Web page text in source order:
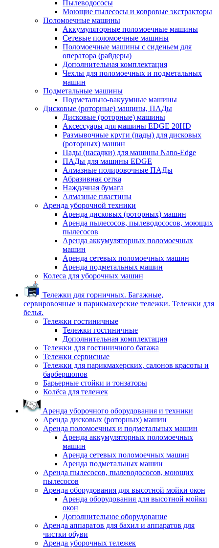
Пылеводососы
Моющие пылесосы и ковровые экстракторы
Поломоечные машины
Аккумуляторные поломоечные машины
Сетевые поломоечные машины
Поломоечные машины с сиденьем для
оператора (райдеры)
Дополнительная комплектация
Чехлы для поломоечных и подметальных
машин
Подметальные машины
Подметально-вакуумные машины
Дисковые (роторные) машины, ПАДы
Дисковые (роторные) машины
Аксессуары для машины EDGE 20HD
Размывочные круги (пады) для дисковых
(роторных) машин
Пады (насадки) для машины Nano-Edge
ПАДы для машины EDGE
Алмазные полировочные ПАДы
Абразивная сетка
Наждачная бумага
Алмазные пластины
Аренда уборочной техники
Аренда дисковых (роторных) машин
Аренда пылесосов, пылеводососов, моющих
пылесосов
Аренда аккумуляторных поломоечных
машин
Аренда сетевых поломоечных машин
Аренда подметальных машин
Колеса для уборочных машин
Тележки для горничных. Багажные,
сервировочные и парикмахерские тележки. Тележки для
белья.
Тележки гостиничные
Тележки гостиничные
Дополнительная комплектация
Тележки для гостиничного багажа
Тележки сервисные
Тележки для парикмахерских, салонов красоты и
барбершопов
Барьерные стойки и тонзаторы
Колёса для тележек
Аренда уборочного оборудования и техники
Аренда дисковых (роторных) машин
Аренда поломоечных и подметальных машин
Аренда аккумуляторных поломоечных
машин
Аренда сетевых поломоечных машин
Аренда подметальных машин
Аренда пылесосов, пылеводососов, моющих
пылесосов
Аренда оборудования для высотной мойки окон
Аренда оборудования для высотной мойки
окон
Дополнительное оборудование
Аренда аппаратов для бахил и аппаратов для
чистки обуви
Аренда уборочных тележек